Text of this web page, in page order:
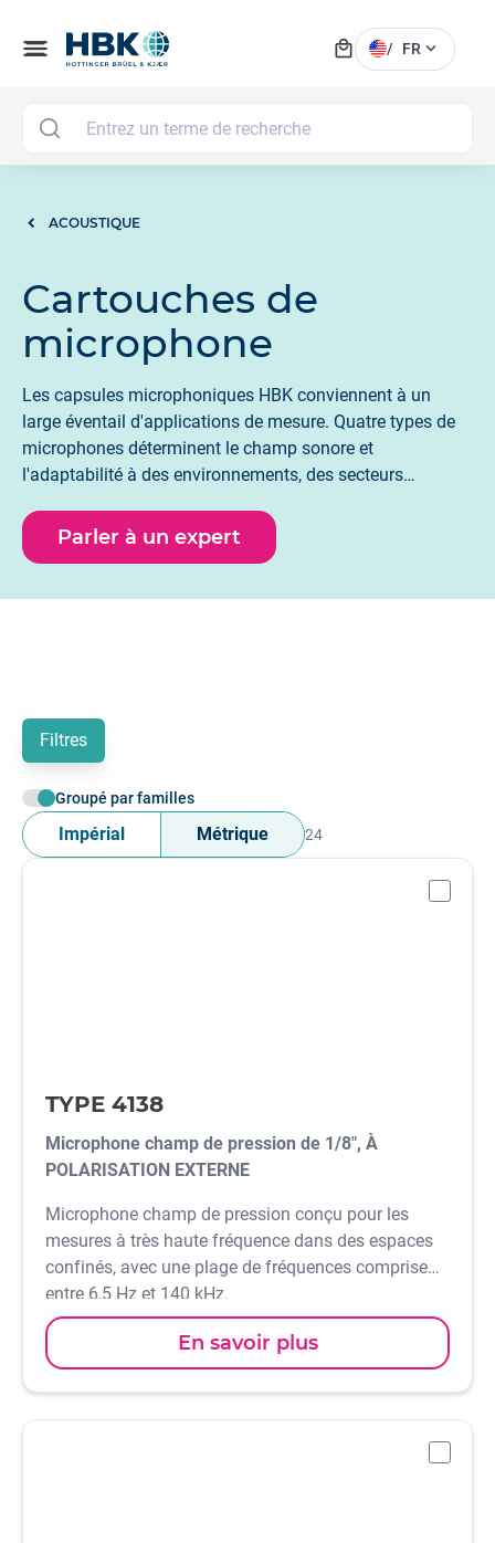
menu local_mall / FR expand_more
ACOUSTIQUE
Cartouches de
microphone
Les capsules microphoniques HBK conviennent à un
large éventail d'applications de mesure. Quatre types de
microphones déterminent le champ sonore et
l'adaptabilité à des environnements, des secteurs
s'agit des microphones en champ libre, en champ de
pression, en champ diffus et des microphones spéciaux.
Parler à un expert
Filtres
Groupé par familles
Impérial Métrique 24
TYPE 4138
Microphone champ de pression de 1/8", À
POLARISATION EXTERNE
Microphone champ de pression conçu pour les
mesures à très haute fréquence dans des espaces
confinés, avec une plage de fréquences comprise
entre 6,5 Hz et 140 kHz.
En savoir plus